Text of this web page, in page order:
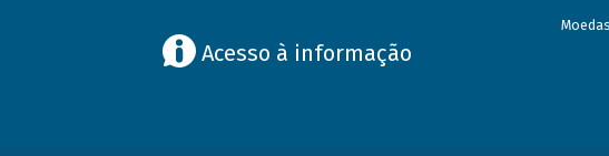
Acesso à informação